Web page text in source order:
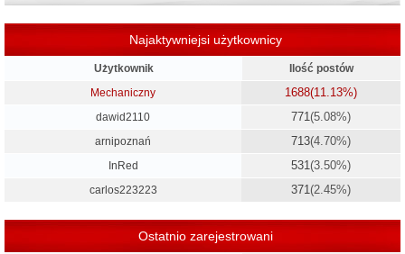
Najaktywniejsi użytkownicy
Użytkownik
Ilość postów
Mechaniczny
1688(11.13%)
dawid2110 771(5.08%)
arnipoznań 713(4.70%)
InRed 531(3.50%)
carlos223223 371(2.45%)
Ostatnio zarejestrowani